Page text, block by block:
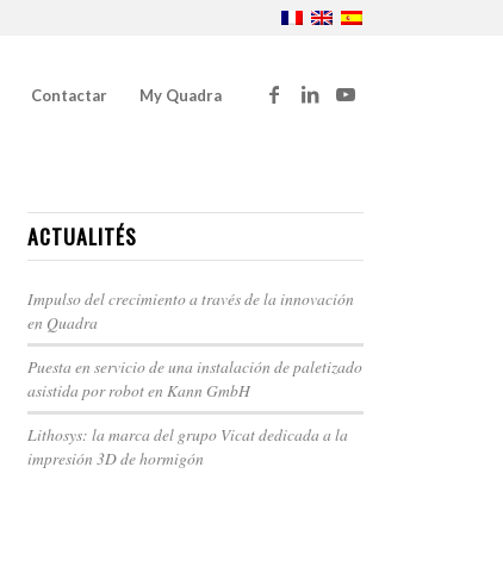
Contactar My Quadra
ACTUALITÉS
Impulso del crecimiento a través de la innovación
en Quadra
Puesta en servicio de una instalación de paletizado
asistida por robot en Kann GmbH
Lithosys: la marca del grupo Vicat dedicada a la
impresión 3D de hormigón